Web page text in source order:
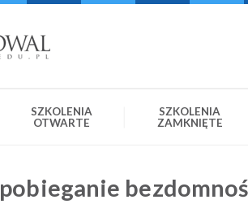
SZKOLENIA
OTWARTE
SZKOLENIA
ZAMKNIĘTE
»